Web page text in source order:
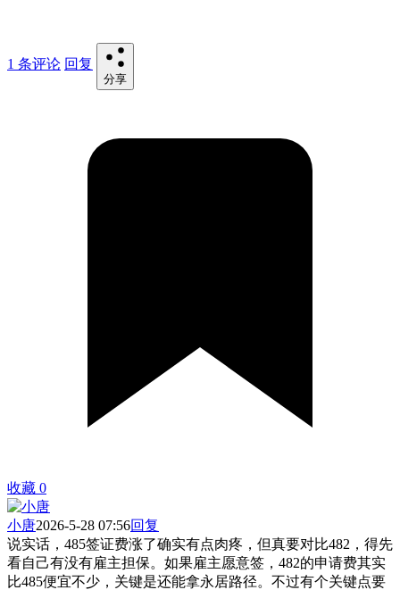
1 条评论 回复
分享
收藏 0
小唐2026-5-28 07:56回复
说实话，485签证费涨了确实有点肉疼，但真要对比482，得先
看自己有没有雇主担保。如果雇主愿意签，482的申请费其实
比485便宜不少，关键是还能拿永居路径。不过有个关键点要